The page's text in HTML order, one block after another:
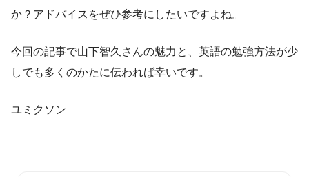
か？アドバイスをぜひ参考にしたいですよね。
今回の記事で山下智久さんの魅力と、英語の勉強方法が少
しでも多くのかたに伝われば幸いです。
ユミクソン